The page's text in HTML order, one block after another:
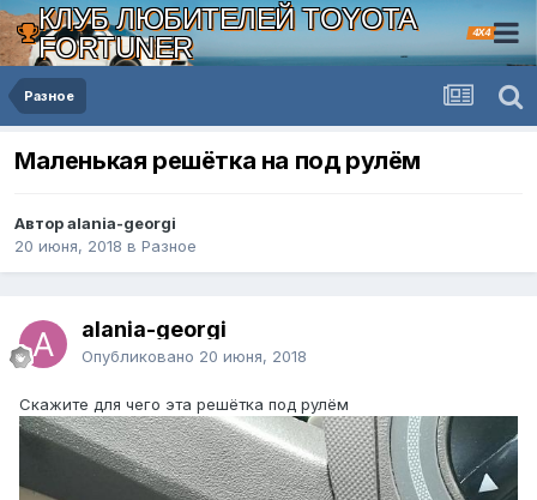
КЛУБ ЛЮБИТЕЛЕЙ TOYOTA
FORTUNER
4X4
Разное
Маленькая решётка на под рулём
Автор alania-georgi
20 июня, 2018 в Разное
alania-georgi
Опубликовано 20 июня, 2018
Скажите для чего эта решётка под рулём